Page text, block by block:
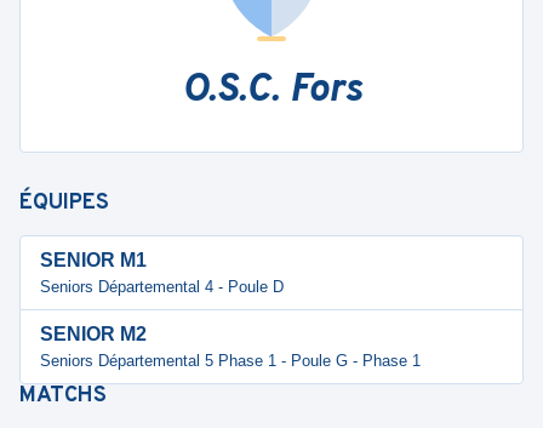
O.S.C. Fors
ÉQUIPES
SENIOR M1
Seniors Départemental 4 - Poule D
SENIOR M2
Seniors Départemental 5 Phase 1 - Poule G - Phase 1
MATCHS